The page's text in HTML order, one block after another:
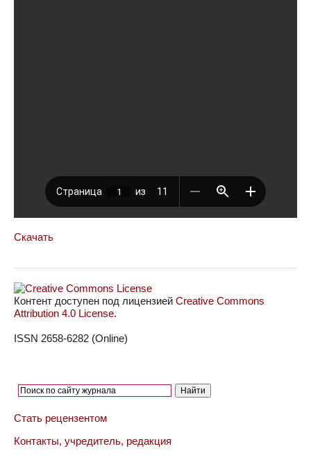
Скачать
Контент доступен под лицензией Creative Commons
Attribution 4.0 License.
ISSN 2658-6282 (Online)
Стать рецензентом
Контакты, учредитель, редакция